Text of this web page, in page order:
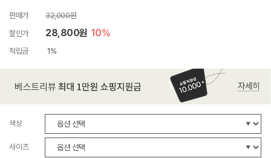
판매가
32,000원
할인가
28,800원 10%
적립금 1%
색상
사이즈